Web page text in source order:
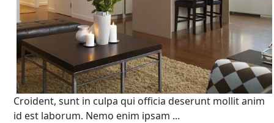
Croident, sunt in culpa qui officia deserunt mollit anim
id est laborum. Nemo enim ipsam ...